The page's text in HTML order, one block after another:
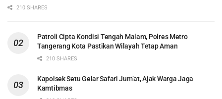
210 SHARES
Patroli Cipta Kondisi Tengah Malam, Polres Metro
Tangerang Kota Pastikan Wilayah Tetap Aman
210 SHARES
Kapolsek Setu Gelar Safari Jum’at, Ajak Warga Jaga
Kamtibmas